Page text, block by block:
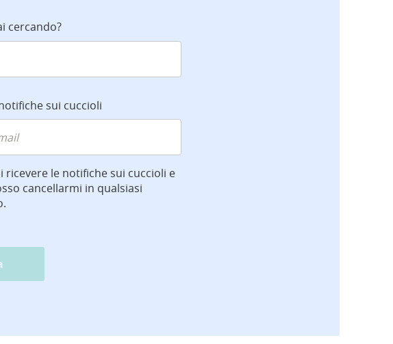
cercando?
sui cuccioli
ricevere le notifiche sui cuccioli e
cancellarmi in qualsiasi